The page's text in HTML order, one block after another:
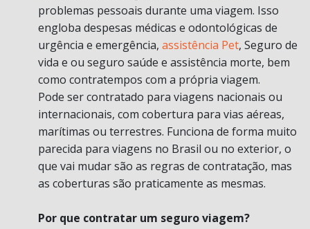
problemas pessoais durante uma viagem. Isso
engloba despesas médicas e odontológicas de
urgência e emergência, assistência Pet, Seguro de
vida e ou seguro saúde e assistência morte, bem
como contratempos com a própria viagem.
Pode ser contratado para viagens nacionais ou
internacionais, com cobertura para vias aéreas,
marítimas ou terrestres. Funciona de forma muito
parecida para viagens no Brasil ou no exterior, o
que vai mudar são as regras de contratação, mas
as coberturas são praticamente as mesmas.
Por que contratar um seguro viagem?